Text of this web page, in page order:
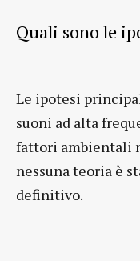
Quali sono le
Le ipotesi
suoni ad alta
fattori ambientali
nessuna teoria è
definitivo.